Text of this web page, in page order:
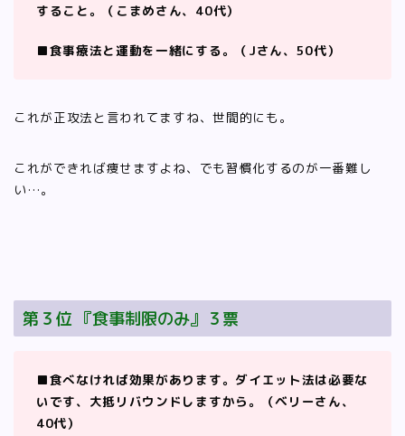
すること。（こまめさん、40代）
■食事療法と運動を一緒にする。（Jさん、50代）
これが正攻法と言われてますね、世間的にも。
これができれば痩せますよね、でも習慣化するのが一番難し
い…。
第３位 『食事制限のみ』３票
■食べなければ効果があります。ダイエット法は必要な
いです、大抵リバウンドしますから。（ベリーさん、
40代）